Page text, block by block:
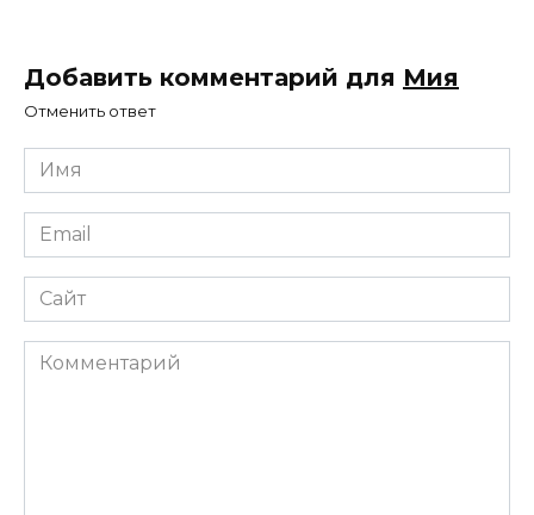
Добавить комментарий для Мия
Отменить ответ
Имя
*
Email
*
Сайт
Комментарий